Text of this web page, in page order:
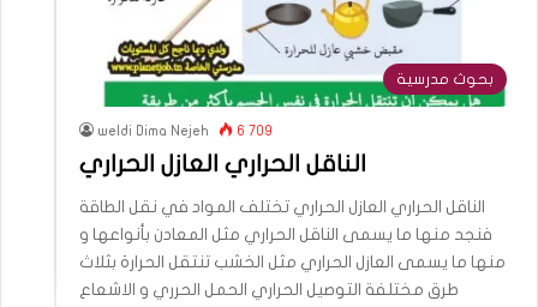
بحوث مدرسية
weldi Dima Nejeh 6 709
الناقل الحراري العازل الحراري
الناقل الحراري العازل الحراري تختلف المواد في نقل الطاقة
فنجد منها ما يسمى الناقل الحراري مثل المعادن بأنواعها و
منها ما يسمى العازل الحراري مثل الخشب تنتقل الحرارة بثلاث
طرق مختلفة التوصيل الحراري الحمل الحرري و الاشعاع